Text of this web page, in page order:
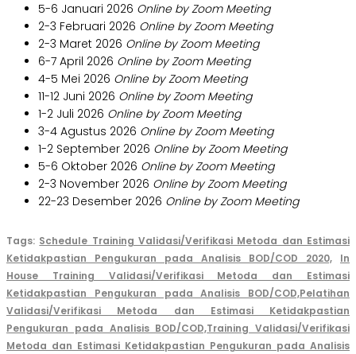
5-6 Januari 2026 Online by Zoom Meeting
2-3 Februari 2026 Online by Zoom Meeting
2-3 Maret 2026 Online by Zoom Meeting
6-7 April 2026 Online by Zoom Meeting
4-5 Mei 2026 Online by Zoom Meeting
11-12 Juni 2026 Online by Zoom Meeting
1-2 Juli 2026 Online by Zoom Meeting
3-4 Agustus 2026 Online by Zoom Meeting
1-2 September 2026 Online by Zoom Meeting
5-6 Oktober 2026 Online by Zoom Meeting
2-3 November 2026 Online by Zoom Meeting
22-23 Desember 2026 Online by Zoom Meeting
Tags: Schedule Training Validasi/Verifikasi Metoda dan Estimasi
Ketidakpastian Pengukuran pada Analisis BOD/COD 2020,
In
House Training Validasi/Verifikasi Metoda dan Estimasi
Ketidakpastian Pengukuran pada Analisis BOD/COD,Pelatihan
Validasi/Verifikasi Metoda dan Estimasi Ketidakpastian
Pengukuran pada Analisis BOD/COD,Training Validasi/Verifikasi
Metoda dan Estimasi Ketidakpastian Pengukuran pada Analisis